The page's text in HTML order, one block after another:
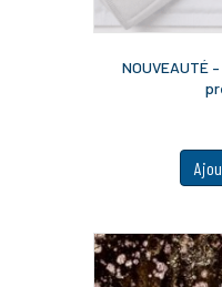
NOUVEAUTÉ